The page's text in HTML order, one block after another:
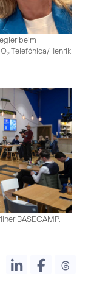
beim
2Telefónica/Henrik
BASECAMP.